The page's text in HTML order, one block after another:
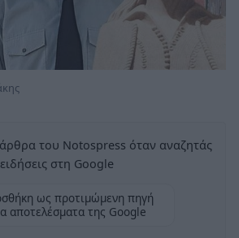
του Notospress όταν αναζητάς
ειδήσεις στη Google
ως προτιμώμενη πηγή
αποτελέσματα της Google